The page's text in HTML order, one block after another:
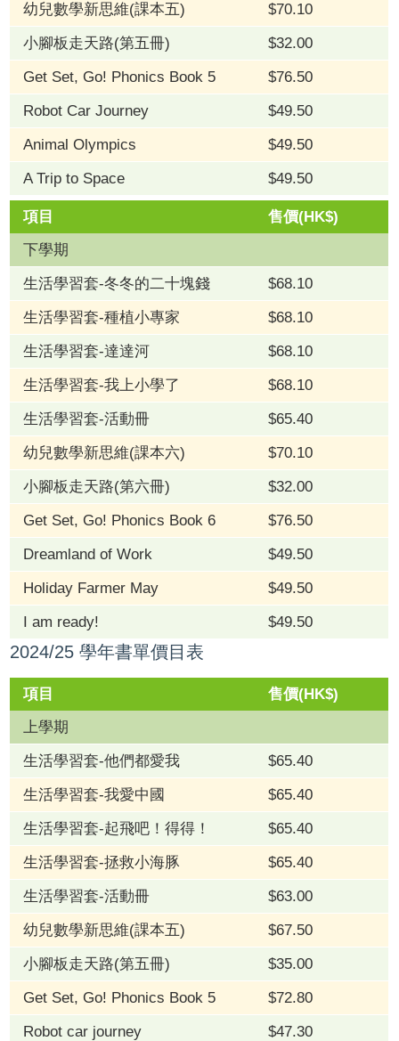
幼兒數學新思維(課本五)
$70.10
小腳板走天路(第五冊)
$32.00
Get Set, Go! Phonics Book 5
$76.50
Robot Car Journey
$49.50
Animal Olympics
$49.50
A Trip to Space
$49.50
項目
售價(HK$)
下學期
生活學習套-冬冬的二十塊錢
$68.10
生活學習套-種植小專家
$68.10
生活學習套-達達河
$68.10
生活學習套-我上小學了
$68.10
生活學習套-活動冊
$65.40
幼兒數學新思維(課本六)
$70.10
小腳板走天路(第六冊)
$32.00
Get Set, Go! Phonics Book 6
$76.50
Dreamland of Work
$49.50
Holiday Farmer May
$49.50
I am ready!
$49.50
2024/25 學年書單價目表
項目
售價(HK$)
上學期
生活學習套-他們都愛我
$65.40
生活學習套-我愛中國
$65.40
生活學習套-起飛吧！得得！
$65.40
生活學習套-拯救小海豚
$65.40
生活學習套-活動冊
$63.00
幼兒數學新思維(課本五)
$67.50
小腳板走天路(第五冊)
$35.00
Get Set, Go! Phonics Book 5
$72.80
Robot car journey
$47.30